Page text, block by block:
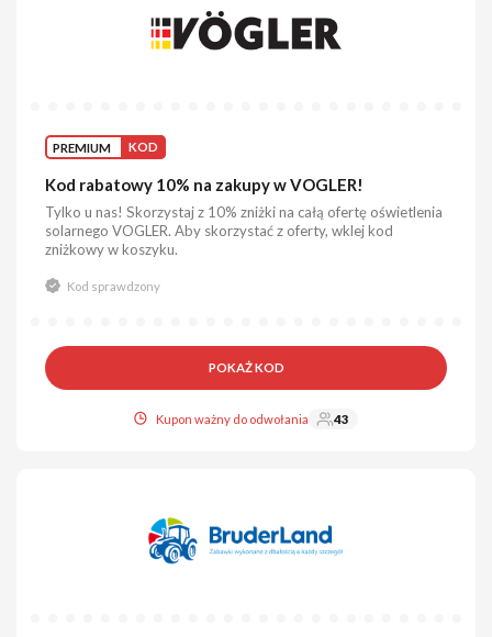
PREMIUM KOD
Kod rabatowy 10% na zakupy w VOGLER!
Tylko u nas! Skorzystaj z 10% zniżki na całą ofertę oświetlenia
solarnego VOGLER. Aby skorzystać z oferty, wklej kod
zniżkowy w koszyku.
Kod sprawdzony
POKAŻ KOD
Kupon ważny do odwołania 43